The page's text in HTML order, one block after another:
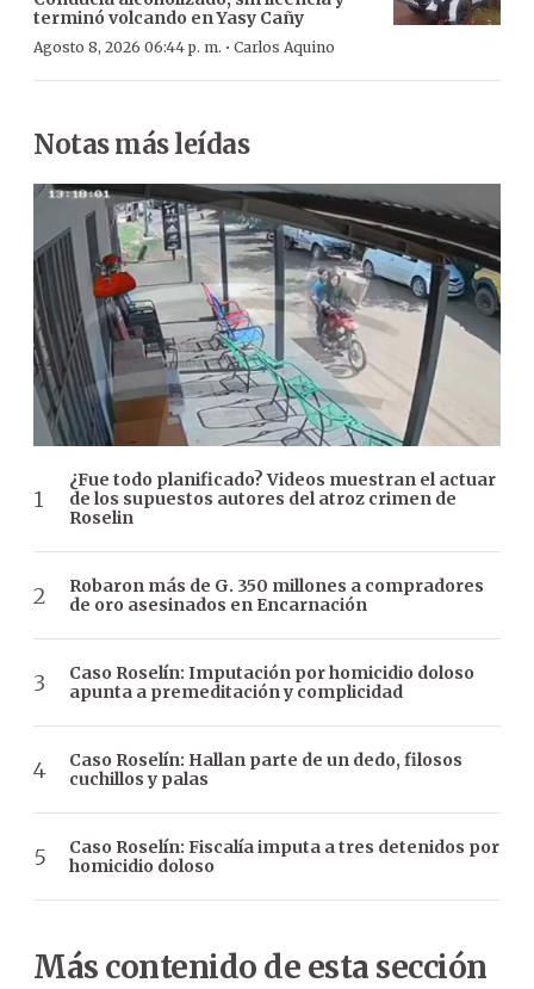
terminó volcando en Yasy Cañy
Agosto 8, 2026 06:44 p. m. · Carlos Aquino
Notas más leídas
¿Fue todo planificado? Videos muestran el actuar
de los supuestos autores del atroz crimen de
Roselin
Robaron más de G. 350 millones a compradores
de oro asesinados en Encarnación
Caso Roselín: Imputación por homicidio doloso
apunta a premeditación y complicidad
Caso Roselín: Hallan parte de un dedo, filosos
cuchillos y palas
Caso Roselín: Fiscalía imputa a tres detenidos por
homicidio doloso
Más contenido de esta sección